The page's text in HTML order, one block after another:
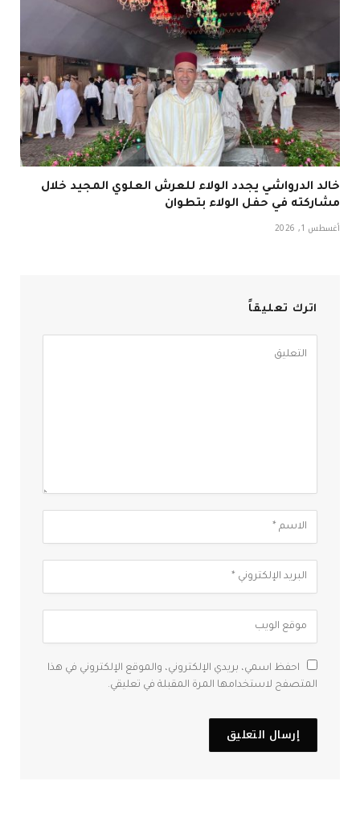
خالد الدرواشي يجدد الولاء للعرش العلوي المجيد خلال
مشاركته في حفل الولاء بتطوان
أغسطس 1, 2026
اترك تعليقاً
احفظ اسمي، بريدي الإلكتروني، والموقع الإلكتروني في هذا
المتصفح لاستخدامها المرة المقبلة في تعليقي.